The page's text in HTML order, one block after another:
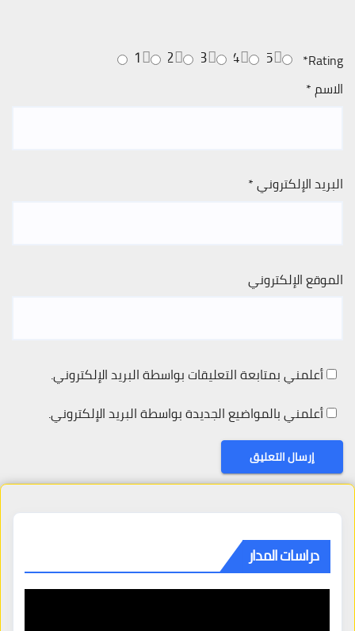
Rating
*
5
4
3
2
1
الاسم*
البريد الإلكتروني*
الموقع الإلكتروني
أعلمني بمتابعة التعليقات بواسطة البريد الإلكتروني.
أعلمني بالمواضيع الجديدة بواسطة البريد الإلكتروني.
دراسات المدار